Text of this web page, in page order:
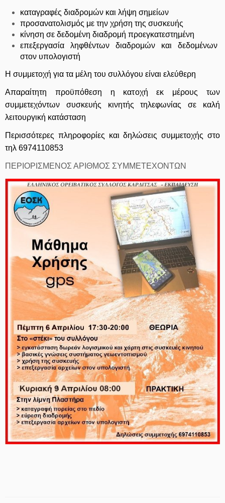
καταγραφές διαδρομών και λήψη σημείων
προσανατολισμός με την χρήση της συσκευής
κίνηση σε δεδομένη διαδρομή προεγκατεστημένη
επεξεργασία ληφθέντων διαδρομών και δεδομένων
στον υπολογιστή
Η συμμετοχή για τα μέλη του συλλόγου είναι ελεύθερη
Απαραίτητη προϋπόθεση η κατοχή εκ μέρους των
συμμετεχόντων συσκευής κινητής τηλεφωνίας σε καλή
λειτουργική κατάσταση
Περισσότερες πληροφορίες και δηλώσεις συμμετοχής στο
τηλ 6974110853
ΠΕΡΙΟΡΙΣΜΕΝΟΣ ΑΡΙΘΜΟΣ ΣΥΜΜΕΤΕΧΟΝΤΩΝ